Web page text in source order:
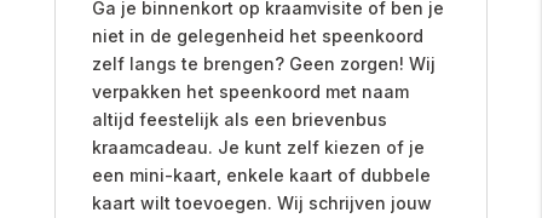
Ga je binnenkort op kraamvisite of ben je
niet in de gelegenheid het speenkoord
zelf langs te brengen? Geen zorgen! Wij
verpakken het speenkoord met naam
altijd feestelijk als een brievenbus
kraamcadeau. Je kunt zelf kiezen of je
een mini-kaart, enkele kaart of dubbele
kaart wilt toevoegen. Wij schrijven jouw